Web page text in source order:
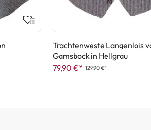
Trachtenweste Langenlois
Gamsbock in Hellgrau
79,90 €* 129,90 €*